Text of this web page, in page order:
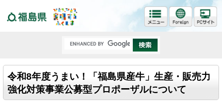
令和8年度うまい！「福島県産牛」生産・販売力
強化対策事業公募型プロポーザルについて